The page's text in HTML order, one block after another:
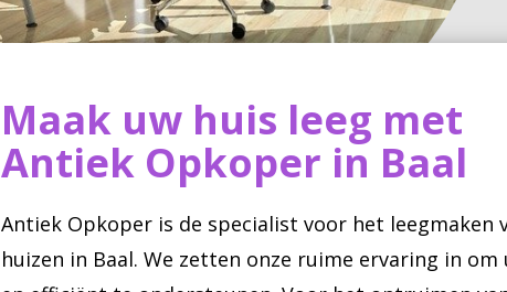
Maak uw huis leeg met
Antiek Opkoper in Baal
Antiek Opkoper is de specialist voor het leegmaken
huizen in Baal. We zetten onze ruime ervaring in om